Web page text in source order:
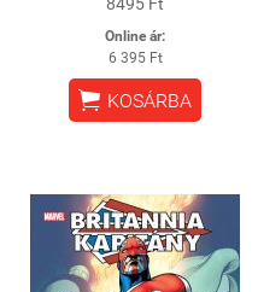
8495 Ft
Online ár:
6 395 Ft
 KOSÁRBA